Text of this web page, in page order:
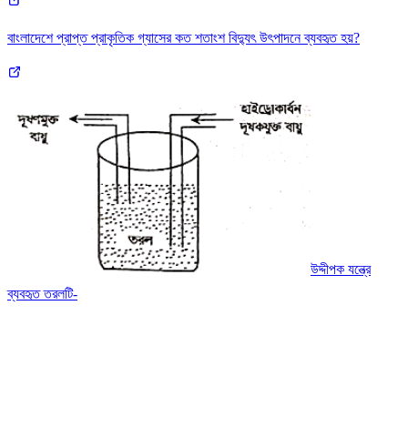
বাংলাদেশে প্রাপ্ত প্রাকৃতিক গ্যাসের কত শতাংশ বিদ্যুৎ উৎপাদনে ব্যবহৃত হয়?
উদ্দীপক যন্ত্রে
ব্যবহৃত তরলটি-